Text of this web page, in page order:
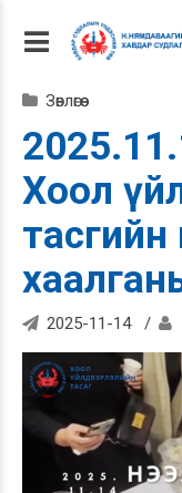
Зөвлөгөө
Хоол
тасгийн
2025-11-14